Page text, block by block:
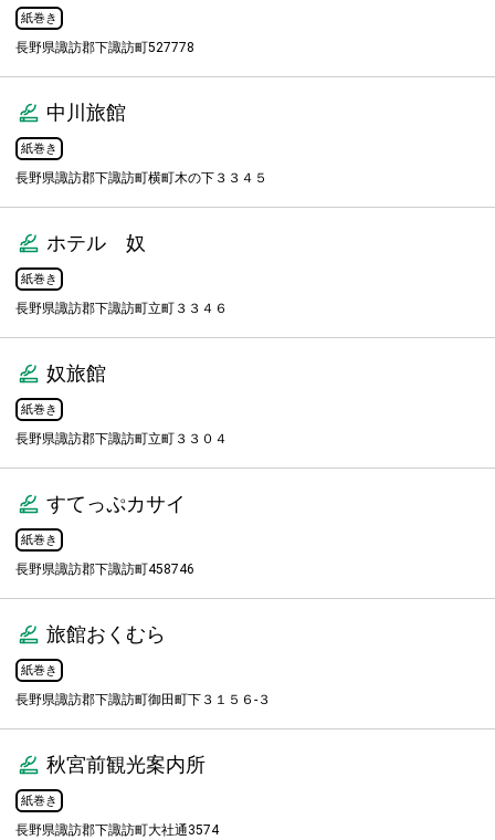
紙巻き
長野県諏訪郡下諏訪町527778
中川旅館
紙巻き
長野県諏訪郡下諏訪町横町木の下３３４５
ホテル 奴
紙巻き
長野県諏訪郡下諏訪町立町３３４６
奴旅館
紙巻き
長野県諏訪郡下諏訪町立町３３０４
すてっぷカサイ
紙巻き
長野県諏訪郡下諏訪町458746
旅館おくむら
紙巻き
長野県諏訪郡下諏訪町御田町下３１５６-３
秋宮前観光案内所
紙巻き
長野県諏訪郡下諏訪町大社通3574